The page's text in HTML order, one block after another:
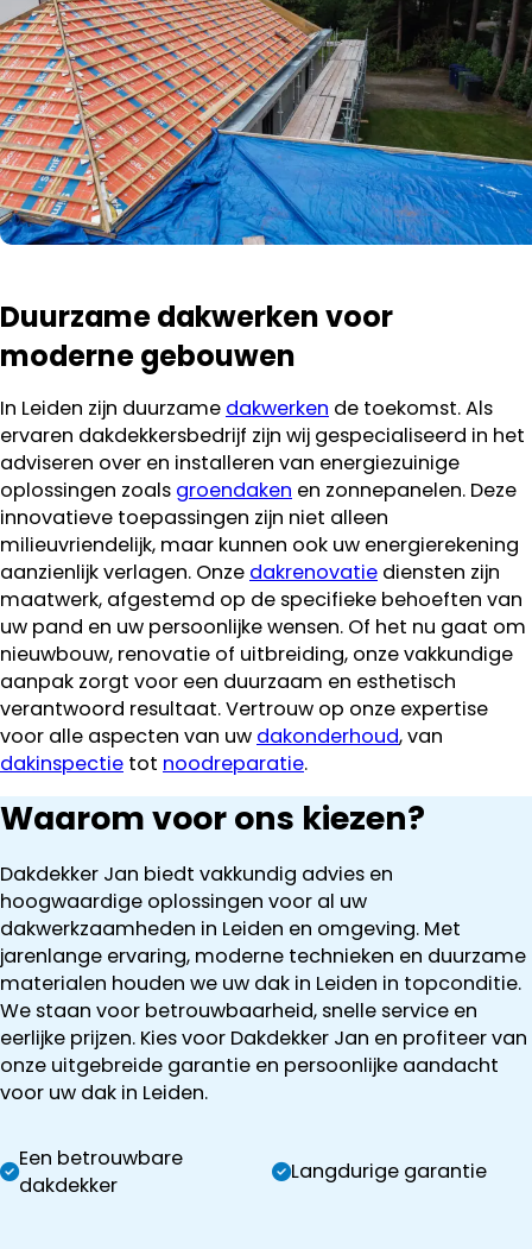
Duurzame dakwerken voor
moderne gebouwen
In Leiden zijn duurzame dakwerken de toekomst. Als
ervaren dakdekkersbedrijf zijn wij gespecialiseerd in het
adviseren over en installeren van energiezuinige
oplossingen zoals groendaken en zonnepanelen. Deze
innovatieve toepassingen zijn niet alleen
milieuvriendelijk, maar kunnen ook uw energierekening
aanzienlijk verlagen. Onze dakrenovatie diensten zijn
maatwerk, afgestemd op de specifieke behoeften van
uw pand en uw persoonlijke wensen. Of het nu gaat om
nieuwbouw, renovatie of uitbreiding, onze vakkundige
aanpak zorgt voor een duurzaam en esthetisch
verantwoord resultaat. Vertrouw op onze expertise
voor alle aspecten van uw dakonderhoud, van
dakinspectie tot noodreparatie.
Waarom voor ons kiezen?
Dakdekker Jan biedt vakkundig advies en
hoogwaardige oplossingen voor al uw
dakwerkzaamheden in Leiden en omgeving. Met
jarenlange ervaring, moderne technieken en duurzame
materialen houden we uw dak in Leiden in topconditie.
We staan voor betrouwbaarheid, snelle service en
eerlijke prijzen. Kies voor Dakdekker Jan en profiteer van
onze uitgebreide garantie en persoonlijke aandacht
voor uw dak in Leiden.
Een betrouwbare
dakdekker
Langdurige garantie